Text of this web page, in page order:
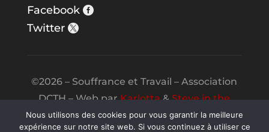
Facebook
Twitter
©2026 – Souffrance et Travail – Association
DCTH – Web parKarlotta&Steve in the
Night
Nous utilisons des cookies pour vous garantir la meilleure
expérience sur notre site web. Si vous continuez à utiliser ce